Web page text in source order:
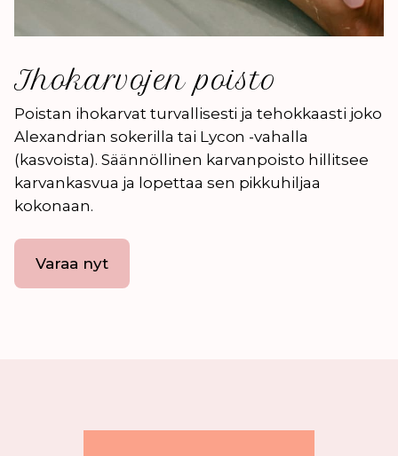
Ihokarvojen poisto
Poistan ihokarvat turvallisesti ja tehokkaasti joko
Alexandrian sokerilla tai Lycon -vahalla
(kasvoista). Säännöllinen karvanpoisto hillitsee
karvankasvua ja lopettaa sen pikkuhiljaa
kokonaan.
Varaa nyt